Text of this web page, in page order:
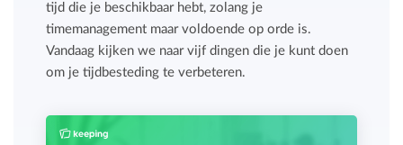
tijd die je beschikbaar hebt, zolang je
timemanagement maar voldoende op orde is.
Vandaag kijken we naar vijf dingen die je kunt doen
om je tijdbesteding te verbeteren.